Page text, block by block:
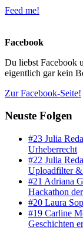
Feed me!
Facebook
Du liebst Facebook
eigentlich gar kein
Zur Facebook-Seite!
Neuste Folgen
#23 Julia
Urheberrecht
#22 Julia
Uploadfilter &
#21 Adriana
Hackathon
#20 Laura
#19 Carline
Geschichten